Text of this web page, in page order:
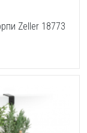
Zeller 18773